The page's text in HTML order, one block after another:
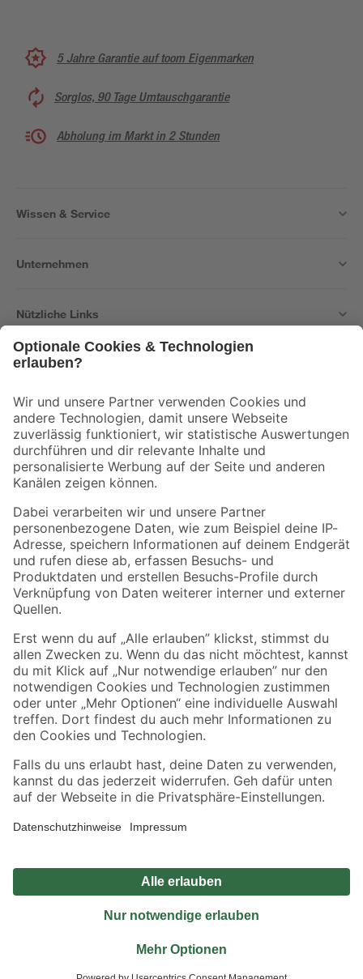
5 Jahre Garantie auf toom Eigenmarken
Sorglos, 90 Tage Umtauschgarantie
Abholung im Markt in 2 Stunden
Wissen & Service
Unternehmen
Nützliche Links
Der toom Newsletter: Keine Angebote und Aktionen mehr verpassen!
Zur Newsletter Anmeldung
Folge uns
Zahlungsarten Versandarten
Sicher einkaufen
Jetzt die toom-App herunterladen
Alle Preisangaben in EUR inkl. gesetzl. MwSt.. Die dargestellten Angebote sind unter
Umständen nicht in allen Märkten verfügbar. Die angegebenen Verfügbarkeiten beziehen
Produkte nur solange der Vorrat reicht.
*Paketversand ab 59 € versandkostenfrei, gilt nicht für Artikel mit Speditionsversand, hier
Privatsphäre Impressum
Nutzungsbedingungen
Widerrufsrecht
Vertrag widerrufen
© 2026 toom Baumarkt GmbH